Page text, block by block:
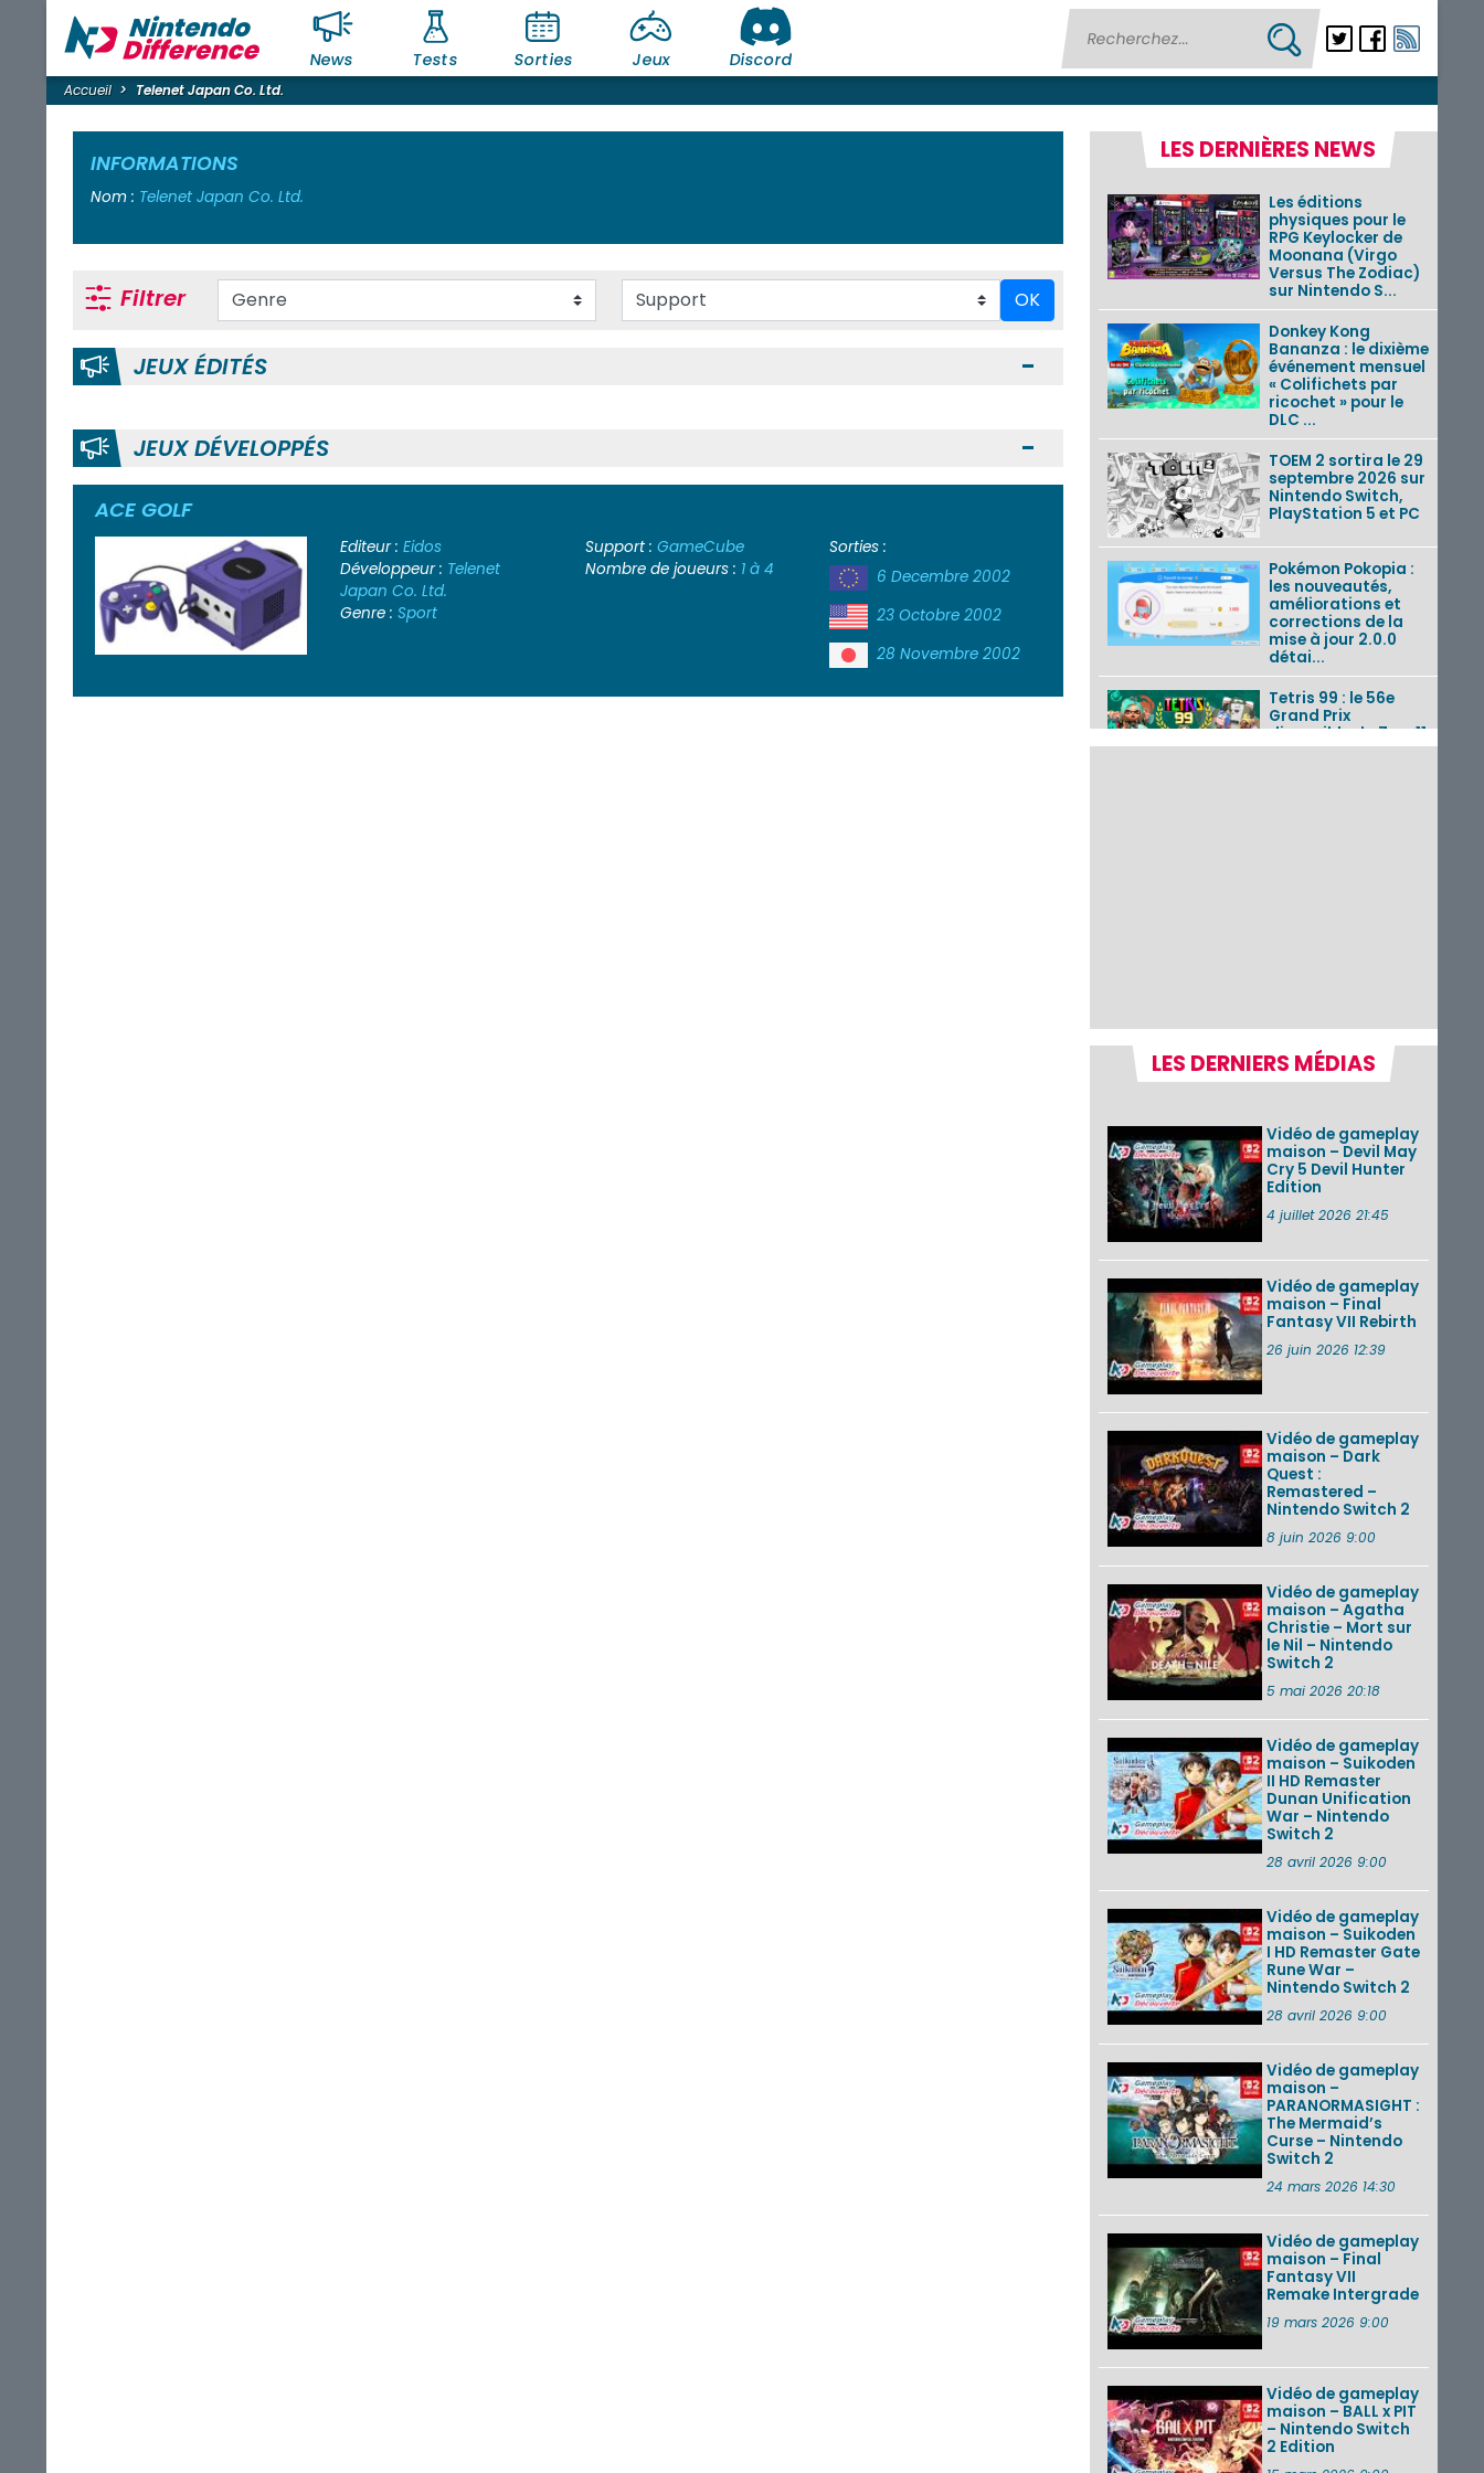
News Tests Sorties Jeux Discord
Accueil Telenet Japan Co. Ltd.
INFORMATIONS
Nom : Telenet Japan Co. Ltd.
Filtrer OK
JEUX ÉDITÉS Ouvrir / Fermer
JEUX DÉVELOPPÉS Ouvrir / Fermer
ACE GOLF
Editeur : Eidos
Développeur : Telenet
Japan Co. Ltd.
Genre : Sport
Support : GameCube
Nombre de joueurs : 1 à 4
Sorties :
6 Decembre 2002
23 Octobre 2002
28 Novembre 2002
LES DERNIÈRES NEWS
Les éditions
physiques pour le
RPG Keylocker de
Moonana (Virgo
Versus The Zodiac)
sur Nintendo S...
Donkey Kong
Bananza : le dixième
événement mensuel
« Colifichets par
ricochet » pour le
DLC ...
TOEM 2 sortira le 29
septembre 2026 sur
Nintendo Switch,
PlayStation 5 et PC
Pokémon Pokopia :
les nouveautés,
améliorations et
corrections de la
mise à jour 2.0.0
détai...
Tetris 99 : le 56e
Grand Prix
disponible du 7 au 11
août 2026 avec un
des séquences de
game...
Pokémon GO : les
2026
Un Fire Emblem :
Fortune’s Weave
Direct d’environ 20
août 2026...
Les sorties eShop de
la semaine 31 de
2026 (Xenoblade
Chronicles 2 –
VOIR PLUS DE NEWS
LES DERNIERS MÉDIAS
Vidéo de gameplay
maison – Devil May
Cry 5 Devil Hunter
Edition
4 juillet 2026 21:45
Vidéo de gameplay
maison – Final
Fantasy VII Rebirth
26 juin 2026 12:39
Vidéo de gameplay
maison – Dark
Quest :
Remastered –
Nintendo Switch 2
8 juin 2026 9:00
Vidéo de gameplay
maison – Agatha
Christie – Mort sur
le Nil – Nintendo
Switch 2
5 mai 2026 20:18
Vidéo de gameplay
maison – Suikoden
II HD Remaster
Dunan Unification
War – Nintendo
Switch 2
28 avril 2026 9:00
Vidéo de gameplay
maison – Suikoden
I HD Remaster Gate
Rune War –
Nintendo Switch 2
28 avril 2026 9:00
Vidéo de gameplay
maison –
PARANORMASIGHT :
The Mermaid’s
Curse – Nintendo
Switch 2
24 mars 2026 14:30
Vidéo de gameplay
maison – Final
Fantasy VII
Remake Intergrade
19 mars 2026 9:00
Vidéo de gameplay
maison – BALL x PIT
– Nintendo Switch
2 Edition